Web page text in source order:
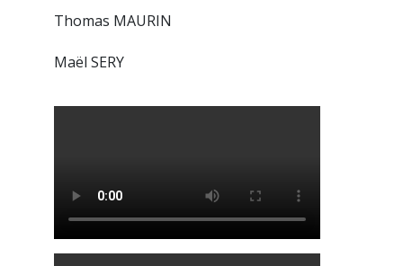
Thomas MAURIN
Maël SERY